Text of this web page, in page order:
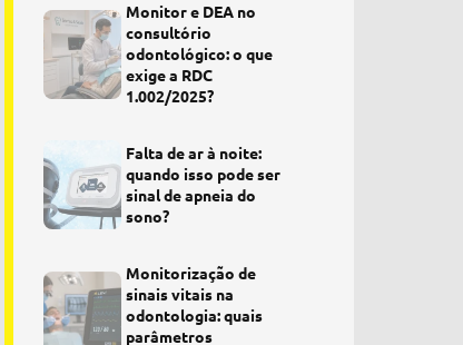
Monitor e DEA no
consultório
odontológico: o que
exige a RDC
1.002/2025?
Falta de ar à noite:
quando isso pode ser
sinal de apneia do
sono?
Monitorização de
sinais vitais na
odontologia: quais
parâmetros